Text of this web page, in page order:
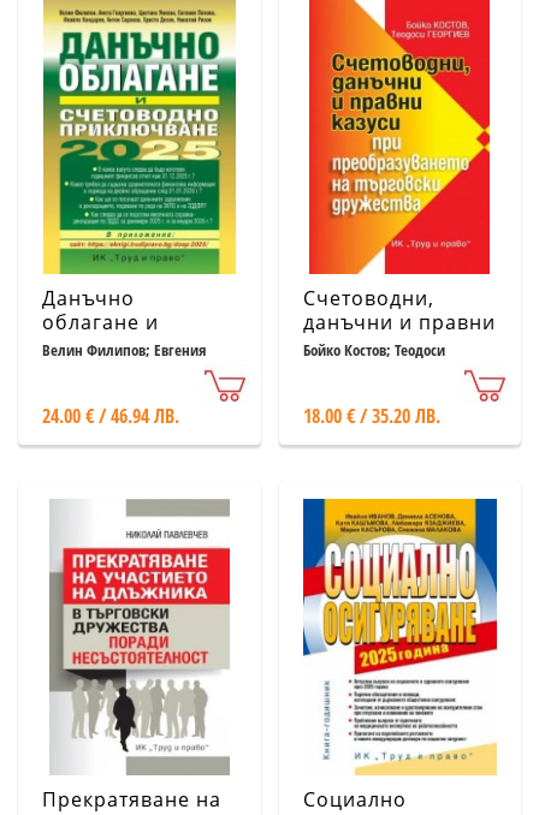
Данъчно
облагане и
счетоводно
Велин Филипов; Евгения
Попова; Ивайло Кондарев и
24.00 € / 46.94 ЛВ.
Счетоводни,
данъчни и правни
казуси при
преобразуването
дружества
Бойко Костов; Теодоси
18.00 € / 35.20 ЛВ.
Прекратяване на
Социално